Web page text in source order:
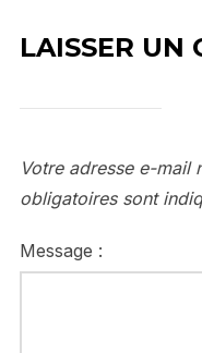
LAISSER UN
Votre adresse e-mail
obligatoires sont
Message :